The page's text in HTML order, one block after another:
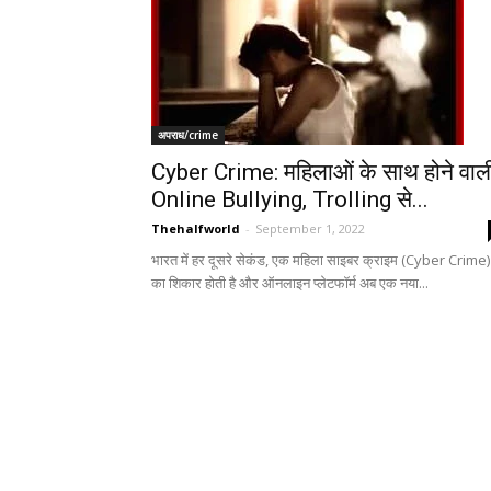
अपराध/crime
Cyber Crime: महिलाओं के साथ होने
Online Bullying, Trolling से...
Thehalfworld - September 1, 2022
भारत में हर दूसरे सेकंड, एक महिला साइबर क्राइम (Cyber Crime)
का शिकार होती है और ऑनलाइन प्लेटफॉर्म अब एक नया...